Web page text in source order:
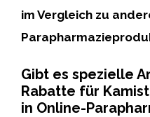
im Vergleich zu
Gibt es spezielle
Rabatte für
in Online-